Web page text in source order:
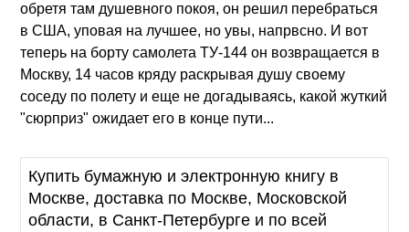
обретя там душевного покоя, он решил перебраться
в США, уповая на лучшее, но увы, напрвсно. И вот
теперь на борту самолета ТУ-144 он возвращается в
Москву, 14 часов кряду раскрывая душу своему
соседу по полету и еще не догадываясь, какой жуткий
"сюрприз" ожидает его в конце пути...
Купить бумажную и электронную книгу в
Москве, доставка по Москве, Московской
области, в Санкт-Петербурге и по всей